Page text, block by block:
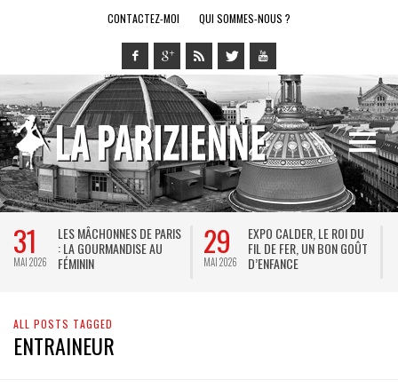
CONTACTEZ-MOI QUI SOMMES-NOUS ?
31
MAI 2026
LES MÂCHONNES DE PARIS
: LA GOURMANDISE AU
FÉMININ
29
MAI 2026
EXPO CALDER, LE ROI DU
FIL DE FER, UN BON GOÛT
D’ENFANCE
ALL POSTS TAGGED
ENTRAINEUR